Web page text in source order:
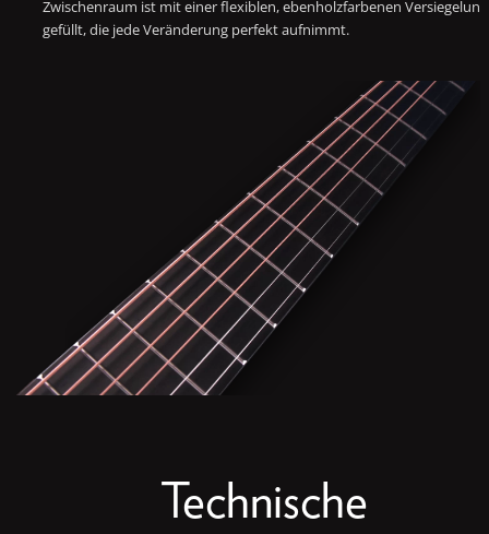
Zwischenraum ist mit einer flexiblen, ebenholzfarbenen Versiegelung
gefüllt, die jede Veränderung perfekt aufnimmt.
Technische